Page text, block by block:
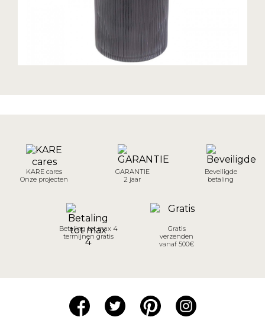
KARE cares
Onze projecten
GARANTIE
2 jaar
Beveiligde
betaling
Betaling tot max 4
termijnen gratis
Gratis
verzenden
vanaf 500€